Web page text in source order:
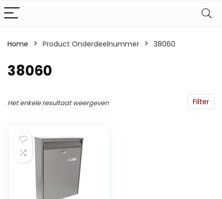
Home Product Onderdeelnummer ‎38060
‎38060
Filter
Het enkele resultaat weergeven